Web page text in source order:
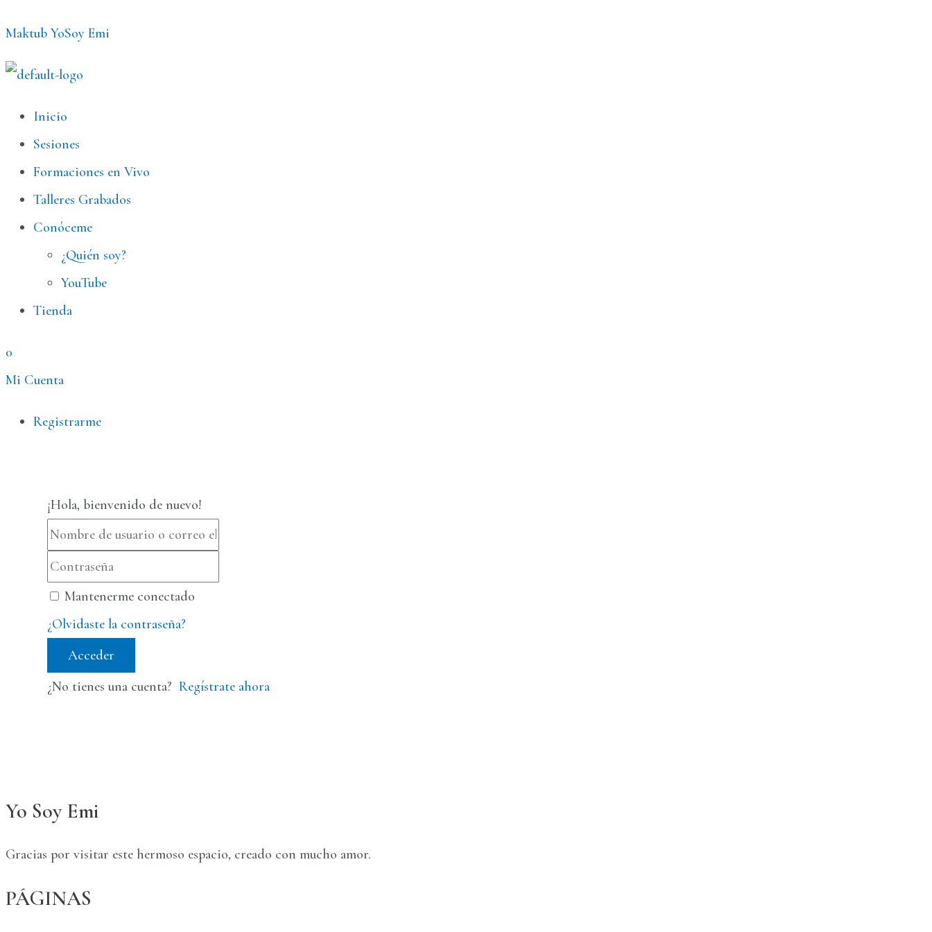
contenido
Maktub YoSoy Emi
MenúInicio
Sesiones
Formaciones en Vivo
Talleres Grabados
Conóceme
¿Quién soy?
YouTube
Tienda
0
Mi Cuenta
MenúRegistrarme
¡Hola, bienvenido de nuevo!
Mantenerme conectado
¿Olvidaste la contraseña?
Acceder
¿No tienes una cuenta? Regístrate ahora
Yo Soy Emi
Gracias por visitar este hermoso espacio, creado con mucho amor.
PÁGINAS